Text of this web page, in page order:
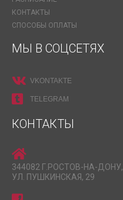
КОНТАКТЫ
СПОСОБЫ ОПЛАТЫ
МЫ В СОЦСЕТЯХ
VKONTAKTE
TELEGRAM
КОНТАКТЫ
344082 Г.РОСТОВ-НА-ДОНУ,
УЛ. ПУШКИНСКАЯ, 29